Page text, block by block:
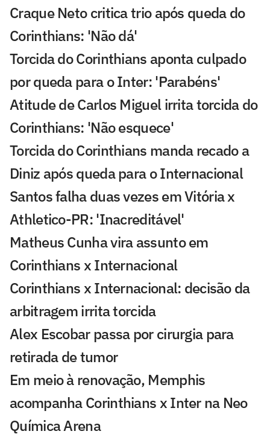
Craque Neto critica trio após queda do
Corinthians: 'Não dá'
Torcida do Corinthians aponta culpado
por queda para o Inter: 'Parabéns'
Atitude de Carlos Miguel irrita torcida do
Corinthians: 'Não esquece'
Torcida do Corinthians manda recado a
Diniz após queda para o Internacional
Santos falha duas vezes em Vitória x
Athletico-PR: 'Inacreditável'
Matheus Cunha vira assunto em
Corinthians x Internacional
Corinthians x Internacional: decisão da
arbitragem irrita torcida
Alex Escobar passa por cirurgia para
retirada de tumor
Em meio à renovação, Memphis
acompanha Corinthians x Inter na Neo
Química Arena